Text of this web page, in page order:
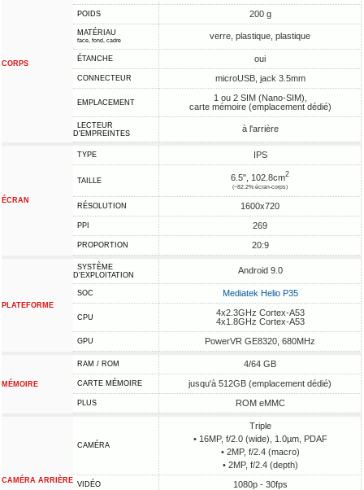
CORPS
POIDS 200 g
MATÉRIAU
face, fond, cadre verre, plastique, plastique
ÉTANCHE oui
CONNECTEUR microUSB, jack 3.5mm
EMPLACEMENT
1 ou 2 SIM (Nano-SIM),
carte mémoire (emplacement dédié)
LECTEUR
D'EMPREINTES
à l'arrière
ÉCRAN
TYPE IPS
TAILLE 6.5", 102.8cm2
(~82.2% écran-corps)
RÉSOLUTION 1600x720
PPI 269
PROPORTION 20:9
PLATEFORME
SYSTÈME
D'EXPLOITATION
Android 9.0
SOC Mediatek Helio P35
CPU
4x2.3GHz Cortex-A53
4x1.8GHz Cortex-A53
GPU PowerVR GE8320, 680MHz
MÉMOIRE
RAM / ROM 4/64 GB
CARTE MÉMOIRE jusqu'à 512GB (emplacement dédié)
PLUS ROM eMMC
CAMÉRA ARRIÈRE
CAMÉRA
Triple
• 16MP, f/2.0 (wide), 1.0µm, PDAF
• 2MP, f/2.4 (macro)
• 2MP, f/2.4 (depth)
VIDÉO 1080p - 30fps